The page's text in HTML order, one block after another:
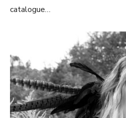
catalogue…